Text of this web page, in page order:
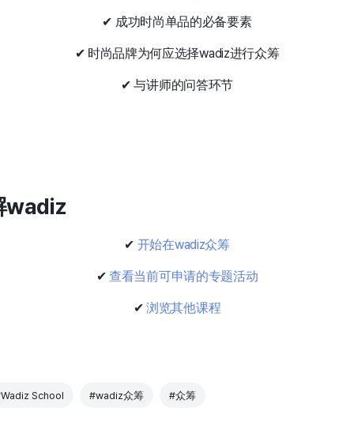
✔ 成功时尚单品的必备要素
✔ 时尚品牌为何应选择wadiz进行众筹
✔ 与讲师的问答环节
wadiz
✔ 开始在wadiz众筹
✔ 查看当前可申请的专题活动
✔浏览其他课程
School #wadiz众筹 #众筹